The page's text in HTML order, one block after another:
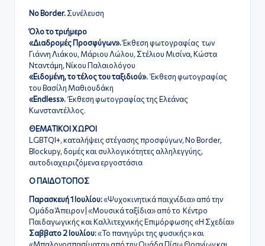
No Border.Συνέλευση
Όλο το τριήμερο
«Διαδρομές Προσφύγων».Έκθεση φωτογραφίας των
Γιάννη Λιάκου, Μάριου Λώλου, Στέλιου Μισίνα, Κώστα
Νταντάμη, Νίκου Παλαιολόγου
«Ειδομένη, το τέλος του ταξιδιού».Έκθεση φωτογραφίας
του Βασίλη Μαθιουδάκη
«Endless».Έκθεση φωτογραφίας της Ελεάνας
Κωνσταντέλλος.
ΘΕΜΑΤΙΚΟΙ ΧΩΡΟΙ
LGBTQI+, καταλήψεις στέγασης προσφύγων, No Border,
Blockupy, δομές και συλλογικότητες αλληλεγγύης,
αυτοδιαχειριζόμενα εργοστάσια
Ο ΠΑΙΔΟΤΟΠΟΣ
Παρασκευή 1 Ιουλίου:«Ψυχοκινητικά παιχνίδια» από την
Ομάδα Άπειρον | «Moυσικά ταξίδια» από το Κέντρο
Παιδαγωγικής και Καλλιτεχνικής Επιμόρφωσης «Η Σχεδία»
Σαββατο 2 Ιουλίου:«Το πανηγύρι της φυσικής» και
«Μπαλονοσπασίματα» από την Ομάδα Πίσω Θρανίων και